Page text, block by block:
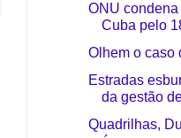
ONU
Cuba pelo
Olhem o caso
Estradas
da gestão
Quadrilhas,